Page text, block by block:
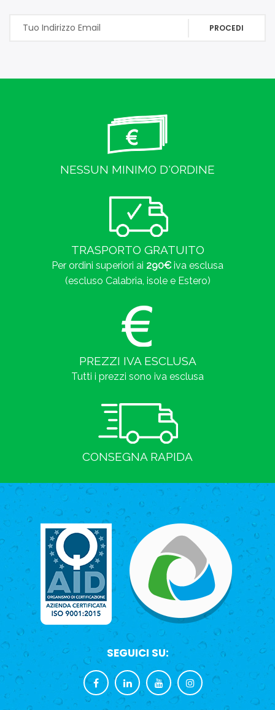
PROCEDI
NESSUN MINIMO D'ORDINE
TRASPORTO GRATUITO
Per ordini superiori ai 290€iva esclusa
(escluso Calabria, isole e Estero)
PREZZI IVA ESCLUSA
Tutti i prezzi sono iva esclusa
CONSEGNA RAPIDA
SEGUICI SU: